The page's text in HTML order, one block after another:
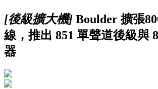
[後級擴大機] Boulder 擴張
線，推出 851 單聲道後級與
器